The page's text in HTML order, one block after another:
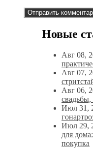
Новые
Авг 08,
Авг 07,
Авг 06,
Июл 31,
Июл 29,
для
покупка